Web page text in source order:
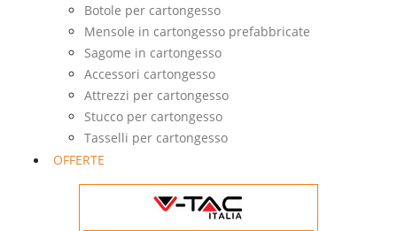
Botole per cartongesso
Mensole in cartongesso prefabbricate
Sagome in cartongesso
Accessori cartongesso
Attrezzi per cartongesso
Stucco per cartongesso
Tasselli per cartongesso
OFFERTE